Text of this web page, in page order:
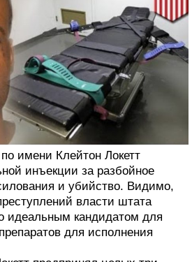
имени Клейтон Локетт
инъекции за разбойное
и убийство. Видимо,
власти штата
идеальным кандидатом для
для исполнения